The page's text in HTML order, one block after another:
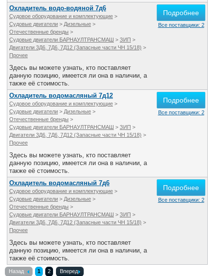
Охладитель водо-водяной 7д6
Судовое оборудование и комплектующие >
Судовые двигатели > Дизельные >
Отечественные бренды >
Судовые двигатели БАРНАУЛТРАНСМАШ > ЗИП >
Двигатели 3Д6, 7Д6, 7Д12 (Запасные части ЧН 15/18) >
Прочее
Здесь вы можете узнать, кто поставляет
данную позицию, имеется ли она в наличии, а
также её стоимость.
Подробнее
Все поставщики: 2
Охладитель водомасляный 7д12
Судовое оборудование и комплектующие >
Судовые двигатели > Дизельные >
Отечественные бренды >
Судовые двигатели БАРНАУЛТРАНСМАШ > ЗИП >
Двигатели 3Д6, 7Д6, 7Д12 (Запасные части ЧН 15/18) >
Прочее
Здесь вы можете узнать, кто поставляет
данную позицию, имеется ли она в наличии, а
также её стоимость.
Подробнее
Все поставщики: 2
Охладитель водомасляный 7д6
Судовое оборудование и комплектующие >
Судовые двигатели > Дизельные >
Отечественные бренды >
Судовые двигатели БАРНАУЛТРАНСМАШ > ЗИП >
Двигатели 3Д6, 7Д6, 7Д12 (Запасные части ЧН 15/18) >
Прочее
Здесь вы можете узнать, кто поставляет
данную позицию, имеется ли она в наличии, а
также её стоимость.
Подробнее
Все поставщики: 2
Назад 1 2 Вперед